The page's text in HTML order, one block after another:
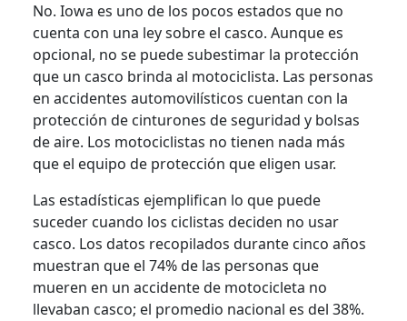
No. Iowa es uno de los pocos estados que no
cuenta con una ley sobre el casco. Aunque es
opcional, no se puede subestimar la protección
que un casco brinda al motociclista. Las personas
en accidentes automovilísticos cuentan con la
protección de cinturones de seguridad y bolsas
de aire. Los motociclistas no tienen nada más
que el equipo de protección que eligen usar.
Las estadísticas ejemplifican lo que puede
suceder cuando los ciclistas deciden no usar
casco. Los datos recopilados durante cinco años
muestran que el 74% de las personas que
mueren en un accidente de motocicleta no
llevaban casco; el promedio nacional es del 38%.